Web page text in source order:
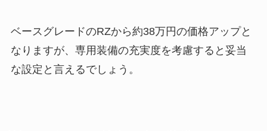
ベースグレードのRZから約38万円の価格アップと
なりますが、専用装備の充実度を考慮すると妥当
な設定と言えるでしょう。